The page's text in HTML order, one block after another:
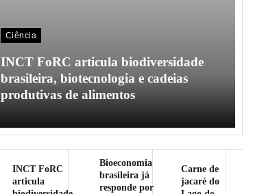
Ciência
INCT FoRC articula biodiversidade
brasileira, biotecnologia e cadeias
produtivas de alimentos
INCT FoRC
articula
Bioeconomia
brasileira já
responde por
Carne de
jacaré do